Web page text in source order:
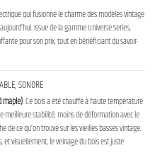
qui fusionne le charme des modèles vintage
Issue de la gamme Universe Series,
pour son prix, tout en bénéficiant du savoir-
SONORE
maple). Ce bois a été chauffé à haute température
meilleure stabilité, moins de déformation avec le
de ce qu’on trouve sur les vieilles basses vintage.
et visuellement, le veinage du bois est juste